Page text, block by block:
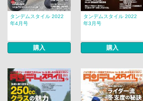
タンデムスタイル 2022
年4月号
購入
タンデムスタイル 2022
年3月号
購入